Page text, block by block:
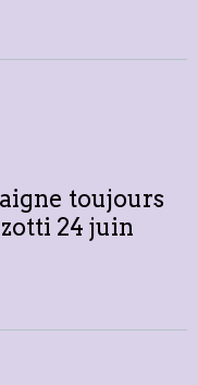
toujours
24 juin